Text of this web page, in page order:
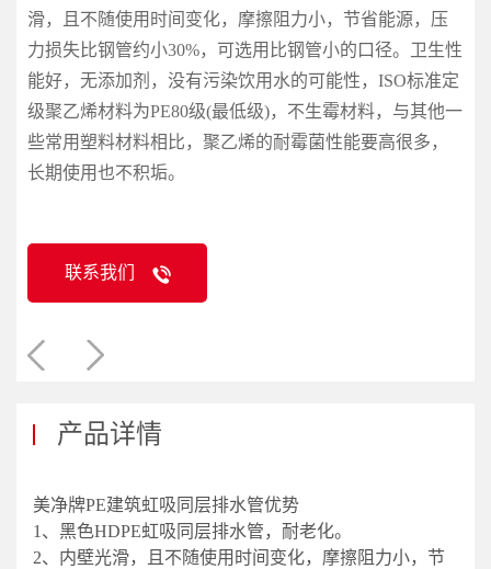
滑，且不随使用时间变化，摩擦阻力小，节省能源，压
力损失比钢管约小30%，可选用比钢管小的口径。卫生性
能好，无添加剂，没有污染饮用水的可能性，ISO标准定
级聚乙烯材料为PE80级(最低级)，不生霉材料，与其他一
些常用塑料材料相比，聚乙烯的耐霉菌性能要高很多，
长期使用也不积垢。
联系我们
产品详情
美净牌PE建筑虹吸同层排水管优势
1、黑色HDPE虹吸同层排水管，耐老化。
2、内壁光滑，且不随使用时间变化，摩擦阻力小，节